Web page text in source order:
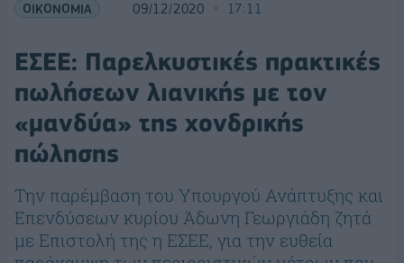
ΟΙΚΟΝΟΜΙΑ 09/12/2020 17:11
ΕΣΕΕ: Παρελκυστικές πρακτικές
πωλήσεων λιανικής με τον
«μανδύα» της χονδρικής
πώλησης
Την παρέμβαση του Υπουργού Ανάπτυξης και
Επενδύσεων κυρίου Άδωνη Γεωργιάδη ζητά
με Επιστολή της η ΕΣΕΕ, για την ευθεία